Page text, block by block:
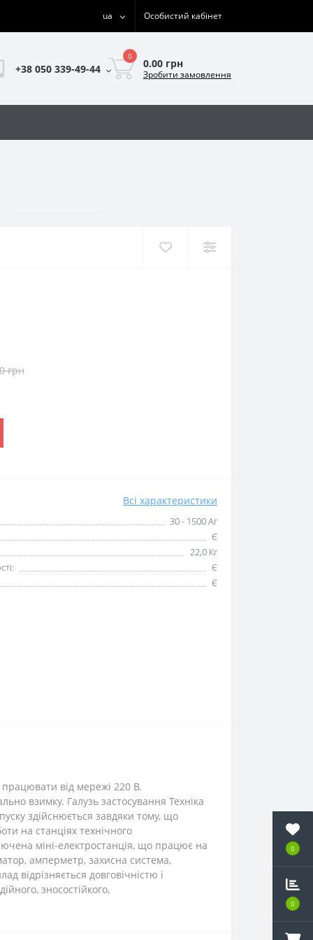
0
0
ua Особистий кабінет
+38 050 339-49-44
0
0.00 грн
Зробити замовлення
грн
Всі характеристики
30 - 1500 Аг
Є
22,0 Кг
Є
Є
від мережі 220 В.
взимку. Галузь застосування Техніка
здійснюється завдяки тому, що
на станціях технічного
міні-електростанція, що працює на
амперметр, захисна система,
відрізняється довговічністю і
зносостійкого,